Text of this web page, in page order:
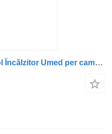
Cruscotto Modul de Control Încălzitor Umed per camion Webasto pentru Scania 46026A 46026B 82775A 1366184